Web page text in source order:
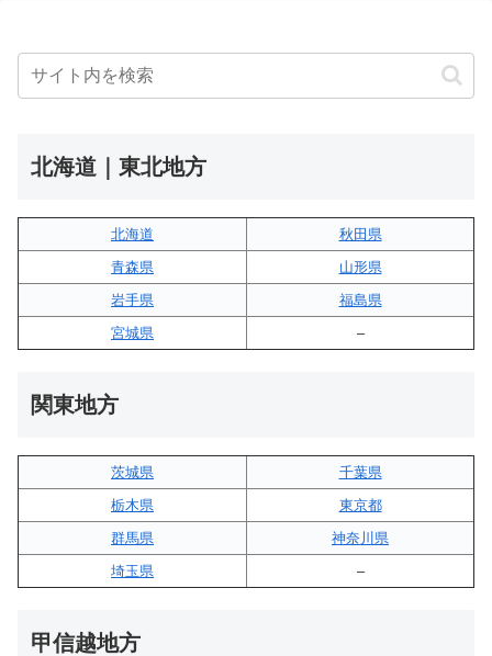
北海道｜東北地方
北海道
秋田県
青森県
山形県
岩手県
福島県
宮城県
–
関東地方
茨城県
千葉県
栃木県
東京都
群馬県
神奈川県
埼玉県
–
甲信越地方